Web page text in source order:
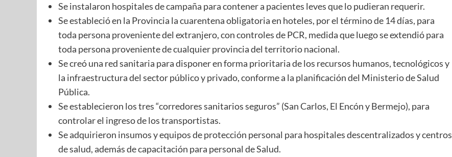
Se instalaron hospitales de campaña para contener a pacientes leves que lo pudieran requerir.
Se estableció en la Provincia la cuarentena obligatoria en hoteles, por el término de 14 días, para
toda persona proveniente del extranjero, con controles de PCR, medida que luego se extendió para
toda persona proveniente de cualquier provincia del territorio nacional.
Se creó una red sanitaria para disponer en forma prioritaria de los recursos humanos, tecnológicos y
la infraestructura del sector público y privado, conforme a la planificación del Ministerio de Salud
Pública.
Se establecieron los tres “corredores sanitarios seguros” (San Carlos, El Encón y Bermejo), para
controlar el ingreso de los transportistas.
Se adquirieron insumos y equipos de protección personal para hospitales descentralizados y centros
de salud, además de capacitación para personal de Salud.